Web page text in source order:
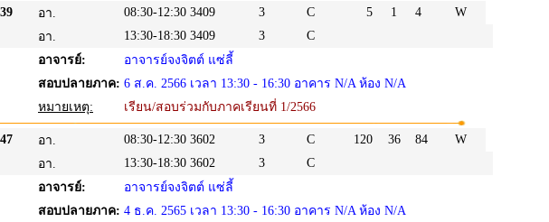
อา. 08:30-12:30 3409 3 C 5 1 4
W
อา.
13:30-18:30 3409 3
C
อาจารย์:
อาจารย์จงจิตต์ แซ่ลี้
สอบปลายภาค: 6 ส.ค. 2566 เวลา 13:30 - 16:30 อาคาร N/A ห้อง N/A
หมายเหตุ:
เรียน/สอบร่วมกับภาคเรียนที่ 1/2566
อา. 08:30-12:30 3602 3 C 120 36 84
W
อา.
13:30-18:30 3602 3
C
อาจารย์:
อาจารย์จงจิตต์ แซ่ลี้
สอบปลายภาค: 4 ธ.ค. 2565 เวลา 13:30 - 16:30 อาคาร N/A ห้อง N/A